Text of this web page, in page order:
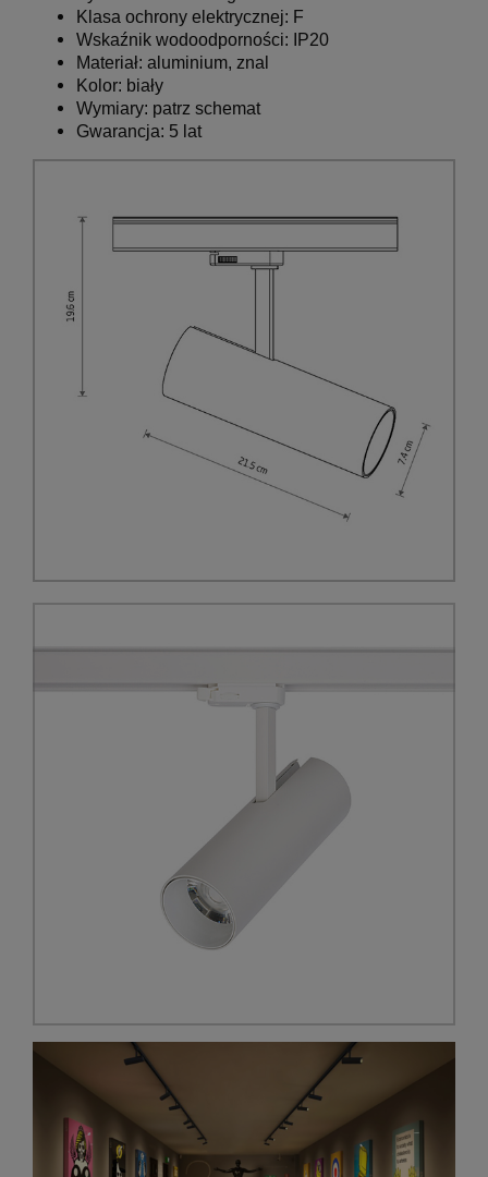
Klasa ochrony elektrycznej: F
Wskaźnik wodoodporności: IP20
Materiał: aluminium, znal
Kolor: biały
Wymiary: patrz schemat
Gwarancja: 5 lat